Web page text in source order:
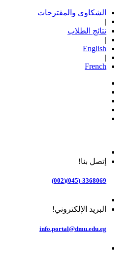
الشكاوى والمقترحات
|
نتائج الطلاب
|
English
|
French
إتصل بنا!
3368069-(045)(002)
البريد الإلكتروني!
info.portal@dmu.edu.eg